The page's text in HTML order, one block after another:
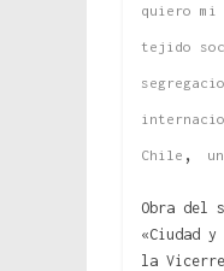
quiero mi
tejido
Chile ,
Obra del
«Ciudad
la